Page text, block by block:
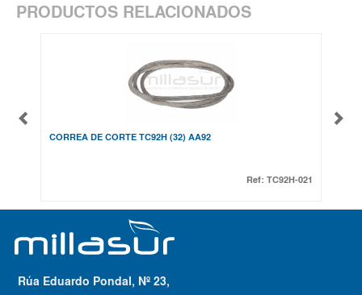
PRODUCTOS RELACIONADOS
CORREA DE CORTE TC92H (32) AA92
Ref: TC92H-021
Rúa Eduardo Pondal, Nº 23,